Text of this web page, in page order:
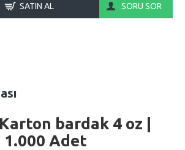
Karton bardak4 oz |
1.000 Adet
SATIN AL SORU SOR